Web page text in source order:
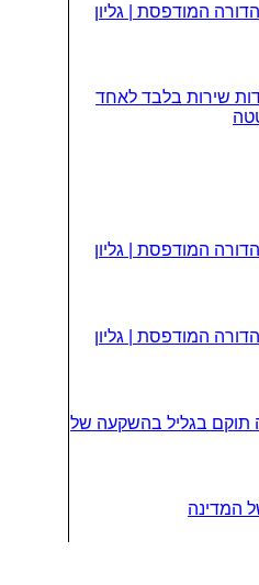
המודפסת | גליון
שירות בלבד לאחד
המודפסת | גליון
המודפסת | גליון
בגליל בהשקעה של
המדינה